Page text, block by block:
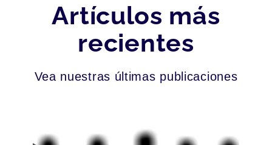
Artículos más
recientes
Vea nuestras últimas publicaciones